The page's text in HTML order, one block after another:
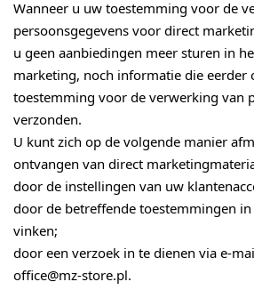
Wanneer u uw toestemming voor de
persoonsgegevens voor direct
u geen aanbiedingen meer sturen in
marketing, noch informatie die eerder
toestemming voor de verwerking van
verzonden.
U kunt zich op de volgende manier
ontvangen van direct
door de instellingen van uw
door de betreffende toestemmingen
vinken;
door een verzoek in te dienen via e-
office@mz-store.pl.